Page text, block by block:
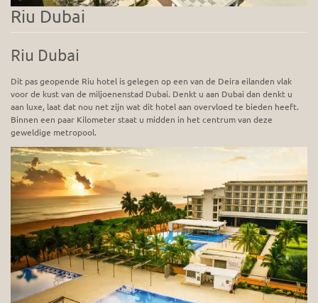
Riu Dubai
Riu Dubai
Dit pas geopende Riu hotel is gelegen op een van de Deira eilanden vlak
voor de kust van de miljoenenstad Dubai. Denkt u aan Dubai dan denkt u
aan luxe, laat dat nou net zijn wat dit hotel aan overvloed te bieden heeft.
Binnen een paar Kilometer staat u midden in het centrum van deze
geweldige metropool.